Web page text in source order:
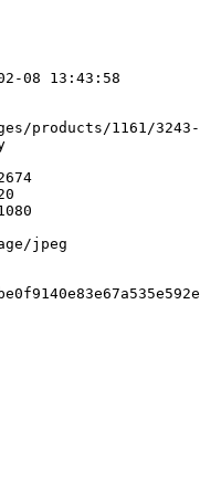
08 13:43:58
products/1161/
jpeg